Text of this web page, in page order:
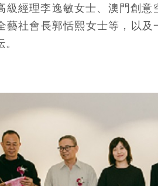
級經理李逸敏女士、澳門創
藝社會長郭恬熙女士等，以